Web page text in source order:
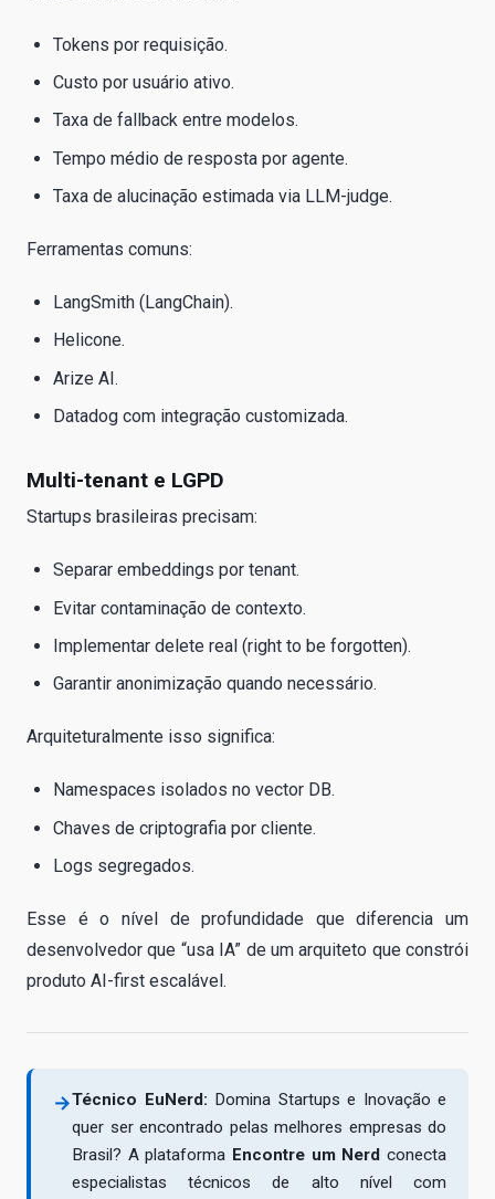
Tokens por requisição.
Custo por usuário ativo.
Taxa de fallback entre modelos.
Tempo médio de resposta por agente.
Taxa de alucinação estimada via LLM-judge.
Ferramentas comuns:
LangSmith (LangChain).
Helicone.
Arize AI.
Datadog com integração customizada.
Multi-tenant e LGPD
Startups brasileiras precisam:
Separar embeddings por tenant.
Evitar contaminação de contexto.
Implementar delete real (right to be forgotten).
Garantir anonimização quando necessário.
Arquiteturalmente isso significa:
Namespaces isolados no vector DB.
Chaves de criptografia por cliente.
Logs segregados.
Esse é o nível de profundidade que diferencia um
desenvolvedor que “usa IA” de um arquiteto que constrói
produto AI-first escalável.
→Técnico EuNerd: Domina Startups e Inovação e
quer ser encontrado pelas melhores empresas do
Brasil? A plataforma Encontre um Nerd conecta
especialistas técnicos de alto nível com